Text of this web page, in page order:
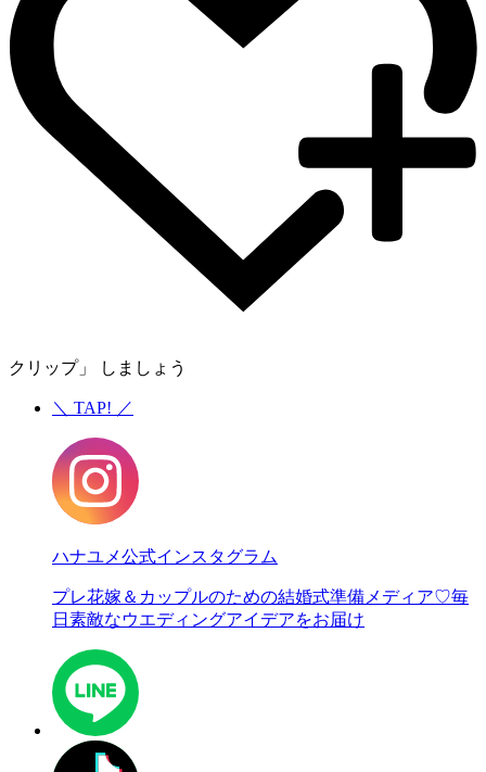
クリップ」 しましょう
＼ TAP! ／
ハナユメ公式インスタグラム
プレ花嫁＆カップルのための結婚式準備メディア♡毎
日素敵なウエディングアイデアをお届け